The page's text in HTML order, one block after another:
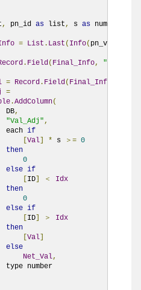
, pn_id as list, s as number
= List . Last ( Info( pn_val
. Field( Final_Info, "idx"
= Record . Field( Final_Info
=
.AddColumn(
DB
,
"Val_Adj",
each
if
[Val] * s ＞= 0
then
0
else if
[ID] ＜
Idx
then
0
else if
[ID] ＞
Idx
then
[Val]
else
Net_Val,
type number